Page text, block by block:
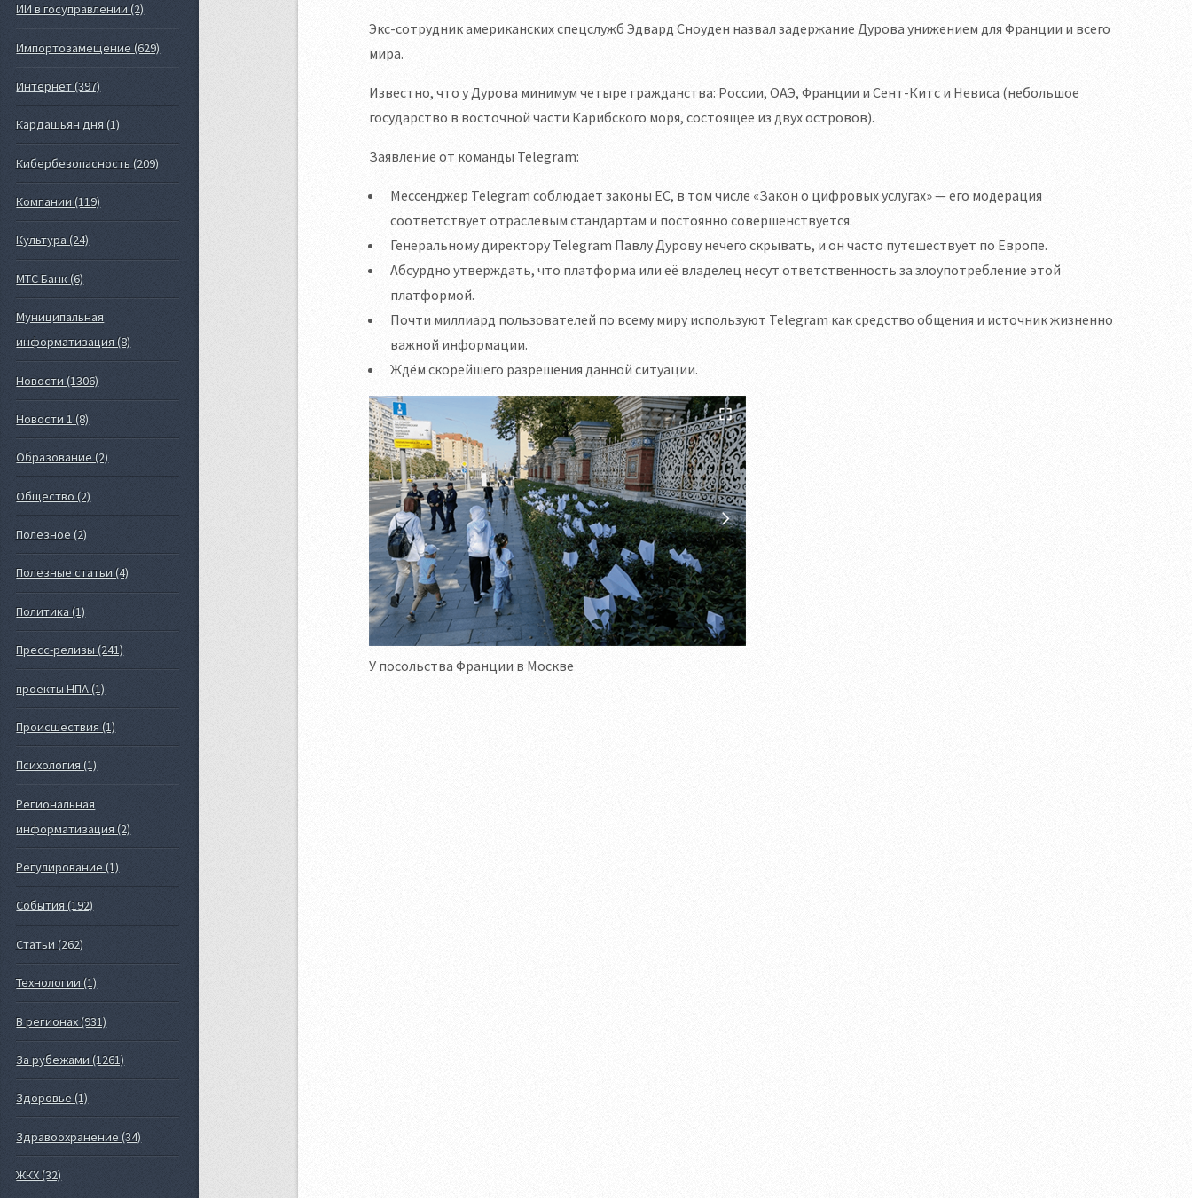
ИИ в госуправлении (2)
Импортозамещение (629)
Интернет (397)
Кардашьян дня (1)
Кибербезопасность (209)
Компании (119)
Культура (24)
МТС Банк (6)
Муниципальная
информатизация (8)
Новости (1306)
Новости 1 (8)
Образование (2)
Общество (2)
Полезное (2)
Полезные статьи (4)
Политика (1)
Пресс-релизы (241)
проекты НПА (1)
Происшествия (1)
Психология (1)
Региональная
информатизация (2)
Регулирование (1)
События (192)
Статьи (262)
Технологии (1)
В регионах (931)
За рубежами (1261)
Здоровье (1)
Здравоохранение (34)
ЖКХ (32)
Экс-сотрудник американских спецслужб Эдвард Сноуден назвал задержание Дурова унижением для Франции и всего
мира.
Известно, что у Дурова минимум четыре гражданства: России, ОАЭ, Франции и Сент-Китс и Невиса (небольшое
государство в восточной части Карибского моря, состоящее из двух островов).
Заявление от команды Telegram:
Мессенджер Telegram соблюдает законы ЕС, в том числе «Закон о цифровых услугах» — его модерация
соответствует отраслевым стандартам и постоянно совершенствуется.
Генеральному директору Telegram Павлу Дурову нечего скрывать, и он часто путешествует по Европе.
Абсурдно утверждать, что платформа или её владелец несут ответственность за злоупотребление этой
платформой.
Почти миллиард пользователей по всему миру используют Telegram как средство общения и источник жизненно
важной информации.
Ждём скорейшего разрешения данной ситуации.
У посольства Франции в Москве